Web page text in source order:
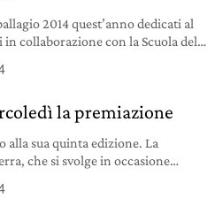
2014 quest’anno dedicati al
collaborazione con la Scuola del
hanno visto premiare i
strutturali e
la premiazione
alla sua quinta edizione. La
che si svolge in occasione
e Società Geografica Italiana